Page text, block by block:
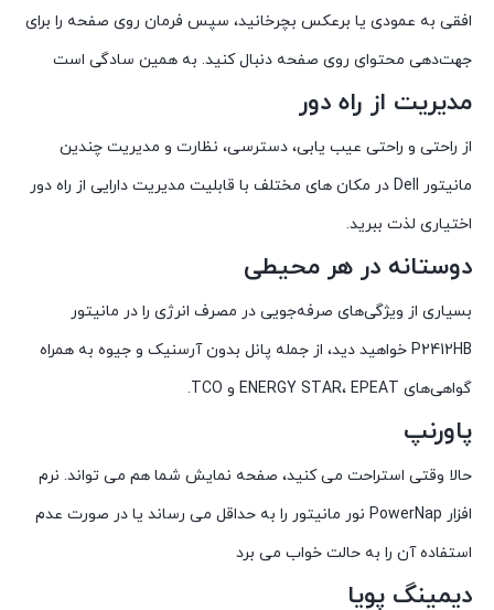
افقی به عمودی یا برعکس بچرخانید، سپس فرمان روی صفحه را برای
جهت‌دهی محتوای روی صفحه دنبال کنید. به همین سادگی است
مدیریت از راه دور
از راحتی و راحتی عیب یابی، دسترسی، نظارت و مدیریت چندین
مانیتور Dell در مکان های مختلف با قابلیت مدیریت دارایی از راه دور
اختیاری لذت ببرید.
دوستانه در هر محیطی
بسیاری از ویژگی‌های صرفه‌جویی در مصرف انرژی را در مانیتور
P2412HB خواهید دید، از جمله پانل بدون آرسنیک و جیوه به همراه
گواهی‌های ENERGY STAR، EPEAT و TCO.
پاورنپ
حالا وقتی استراحت می کنید، صفحه نمایش شما هم می تواند. نرم
افزار PowerNap نور مانیتور را به حداقل می رساند یا در صورت عدم
استفاده آن را به حالت خواب می برد
دیمینگ پویا